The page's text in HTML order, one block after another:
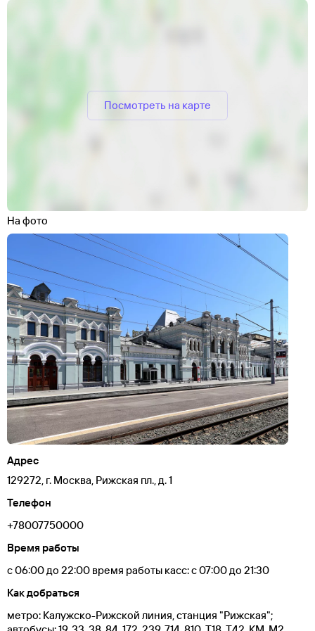
Посмотреть на карте
На фото
Адрес
129272, г. Москва, Рижская пл., д. 1
Телефон
+78007750000
Время работы
с 06:00 до 22:00 время работы касс: с 07:00 до 21:30
Как добраться
метро: Калужско-Рижской линия, станция "Рижская";